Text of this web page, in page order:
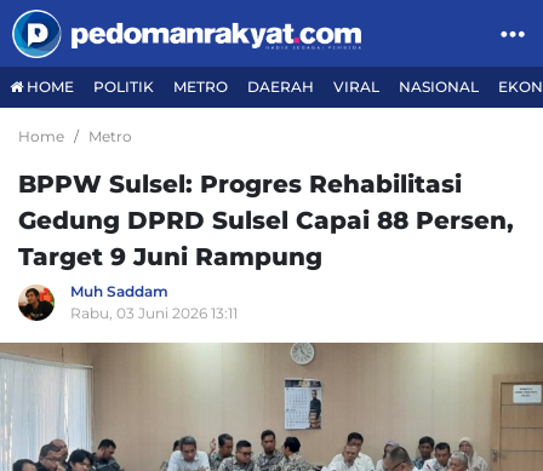
HOME POLITIK METRO DAERAH VIRAL NASIONAL
Home Metro
BPPW Sulsel: Progres Rehabilitasi
Gedung DPRD Sulsel Capai 88 Persen,
Target 9 Juni Rampung
Muh Saddam
Rabu, 03 Juni 2026 13:11